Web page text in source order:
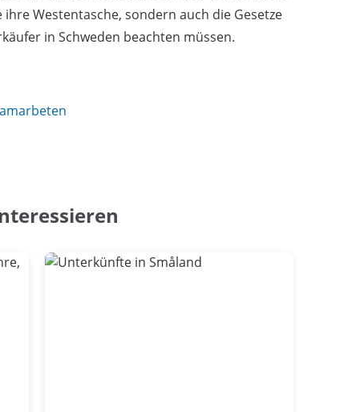
Westentasche, sondern auch die Gesetze
in Schweden beachten müssen.